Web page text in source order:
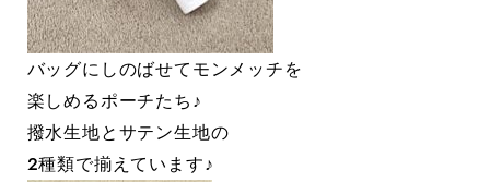
バッグにしのばせてモンメッチを
楽しめるポーチたち♪
撥水生地とサテン生地の
２種類で揃えています♪